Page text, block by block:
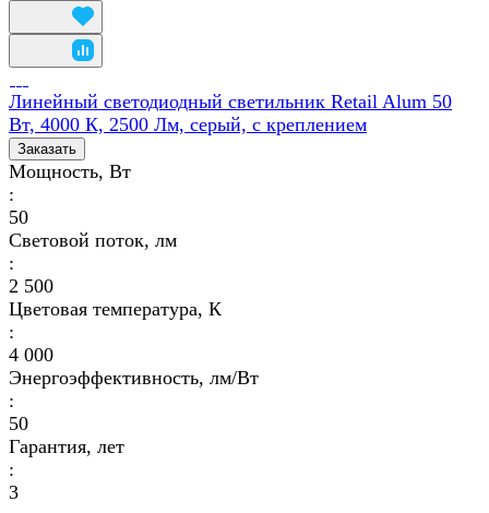
Линейный светодиодный светильник Retail Alum 50
Вт, 4000 К, 2500 Лм, серый, с креплением
Заказать
Мощность, Вт
:
50
Световой поток, лм
:
2 500
Цветовая температура, К
:
4 000
Энергоэффективность, лм/Вт
:
50
Гарантия, лет
:
3